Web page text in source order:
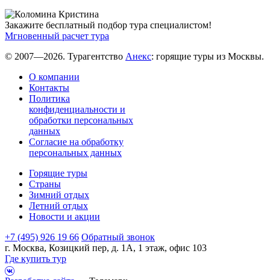
Закажите бесплатный подбор тура специалистом!
Мгновенный расчет тура
© 2007—2026. Турагентство Анекс: горящие туры из Москвы.
О компании
Контакты
Политика
конфиденциальности и
обработки персональных
данных
Согласие на обработку
персональных данных
Горящие туры
Страны
Зимний отдых
Летний отдых
Новости и акции
+7 (495) 926 19 66 Обратный звонок
г. Москва, Козицкий пер, д. 1А, 1 этаж, офис 103
Где купить тур